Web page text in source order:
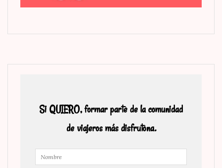
Si QUIERO, formar parte de la comunidad
de viajeros más disfrutona.